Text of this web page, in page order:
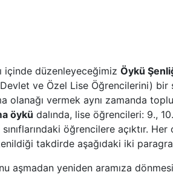
içinde düzenleyeceğimiz Öykü
ve Özel Lise Öğrencilerini)
olanağı vermek aynı zamanda
öykü dalında, lise öğrencileri: 9.,
öğrencilere açıktır.
takdirde aşağıdaki iki
aşmadan yeniden aramıza